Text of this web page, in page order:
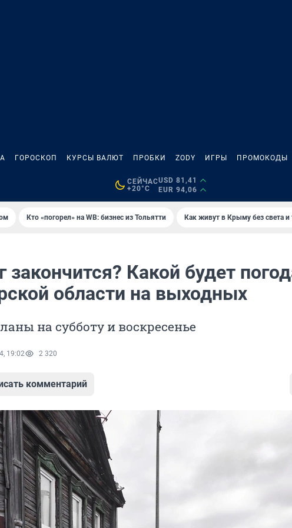
ГОРОСКОП КУРСЫ ВАЛЮТ ПРОБКИ ZODY ИГРЫ ПРОМОКОДЫ
СЕЙЧАС
+20°C
USD 81,41
EUR 94,06
Кто «погорел» на WB: бизнес из Тольятти Как живут в Крыму без света и
закончится? Какой будет
области на выходных
на субботу и воскресенье
19:02 2 320
комментарий